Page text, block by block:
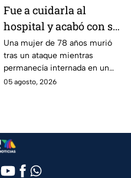
Fue a cuidarla al
hospital y acabó con su
vida: Hombre habría
asfixiado a su suegra
mientras estaba
internada en Veracruz
Una mujer de 78 años murió
tras un ataque mientras
permanecía internada en un
hospital de Veracruz;
05 agosto, 2026